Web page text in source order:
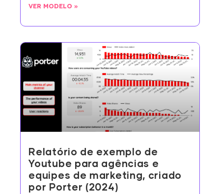
VER MODELO »
Relatório de exemplo de
Youtube para agências e
equipes de marketing, criado
por Porter (2024)